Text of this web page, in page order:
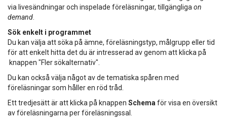
via livesändningar och inspelade föreläsningar, tillgängliga on
demand
Sök enkelt i programmet
Du kan välja att söka på ämne, föreläsningstyp, målgrupp eller tid
för att enkelt hitta det du är intresserad av genom att klicka på
knappen "Fler sökalternativ".
Du kan också välja något av de tematiska spåren med
föreläsningar som håller en röd tråd.
Ett tredjesätt är att klicka på knappen Schema för visa en översikt
av föreläsningarna per föreläsningssal.